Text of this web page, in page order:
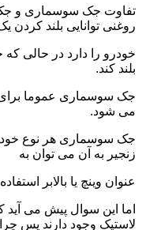
تفاوت جک سوسماری و
روغنی توانایی بلند کردن
خودرو را دارد در حالی
بلند کند.
جک سوسماری عموما برای
می شود.
جک سوسماری هر نوع
زنجیر به آن می توان به
عنوان وینچ یا بالابر
اما این سوال پیش می
لاستیک وجود دارند پس